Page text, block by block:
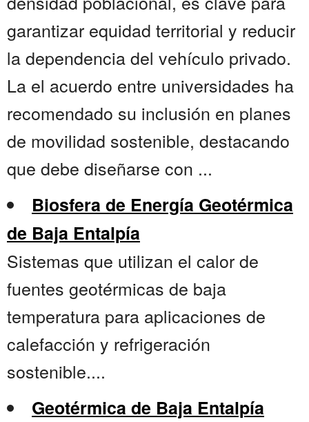
garantizar equidad territorial y reducir
la dependencia del vehículo privado.
La el acuerdo entre universidades ha
recomendado su inclusión en planes
de movilidad sostenible, destacando
que debe diseñarse con ...
Biosfera de Energía Geotérmica
de Baja Entalpía
Sistemas que utilizan el calor de
fuentes geotérmicas de baja
temperatura para aplicaciones de
calefacción y refrigeración
sostenible....
Geotérmica de Baja Entalpía